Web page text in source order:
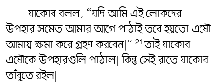
যাকোব বলল, “যদি আমি এই লোকদের
উপহার সমেত আমার আগে পাঠাই তবে হয়তো এষৌ
আমায় ক্ষমা করে গ্রহণ করবেন|” 21তাই যাকোব
এষৌকে উপহারগুলি পাঠাল| কিন্তু সেই রাতে যাকোব
তাঁবুতে রইল|